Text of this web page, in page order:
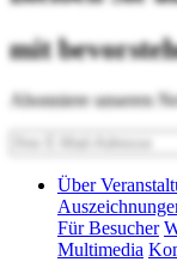
mit
Abonniere unseren
Über
Für Besucher
Multimedia